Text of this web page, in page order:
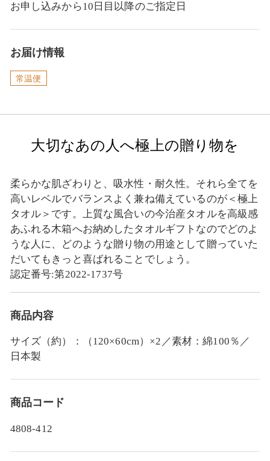
お申し込みから10日目以降のご指定日
お届け情報
常温便
大切なあの人へ極上の贈り物を
柔らかな肌ざわりと、吸水性・耐久性。それら全てを
高いレベルでバランスよく兼ね備えているのが＜極上
タオル＞です。上質な風合いの今治産タオルを高級感
あふれる木箱へお納めしたタオルギフトなのでどのよ
うな人に、どのような贈り物の用途として贈っていた
だいてもきっと喜ばれることでしょう。
認定番号:第2022-1737号
商品内容
サイズ（約）：（120×60cm）×2／素材：綿100％／
日本製
商品コード
4808-412